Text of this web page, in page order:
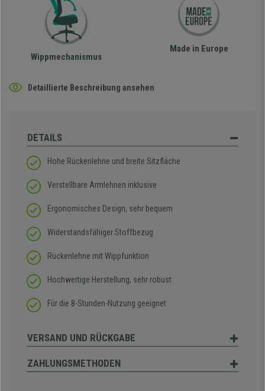
Wippmechanismus
Made in Europe
Detaillierte Beschreibung ansehen
DETAILS
Hohe Rückenlehne und breite Sitzfläche
Verstellbare Armlehnen inklusive
Ergonomisches Design, sehr bequem
Widerstandsfähiger Stoffbezug
Rückenlehne mit Wippfunktion
Hochwertige Herstellung, sehr robust
Für die 8-Stunden-Nutzung geeignet
VERSAND UND RÜCKGABE
ZAHLUNGSMETHODEN